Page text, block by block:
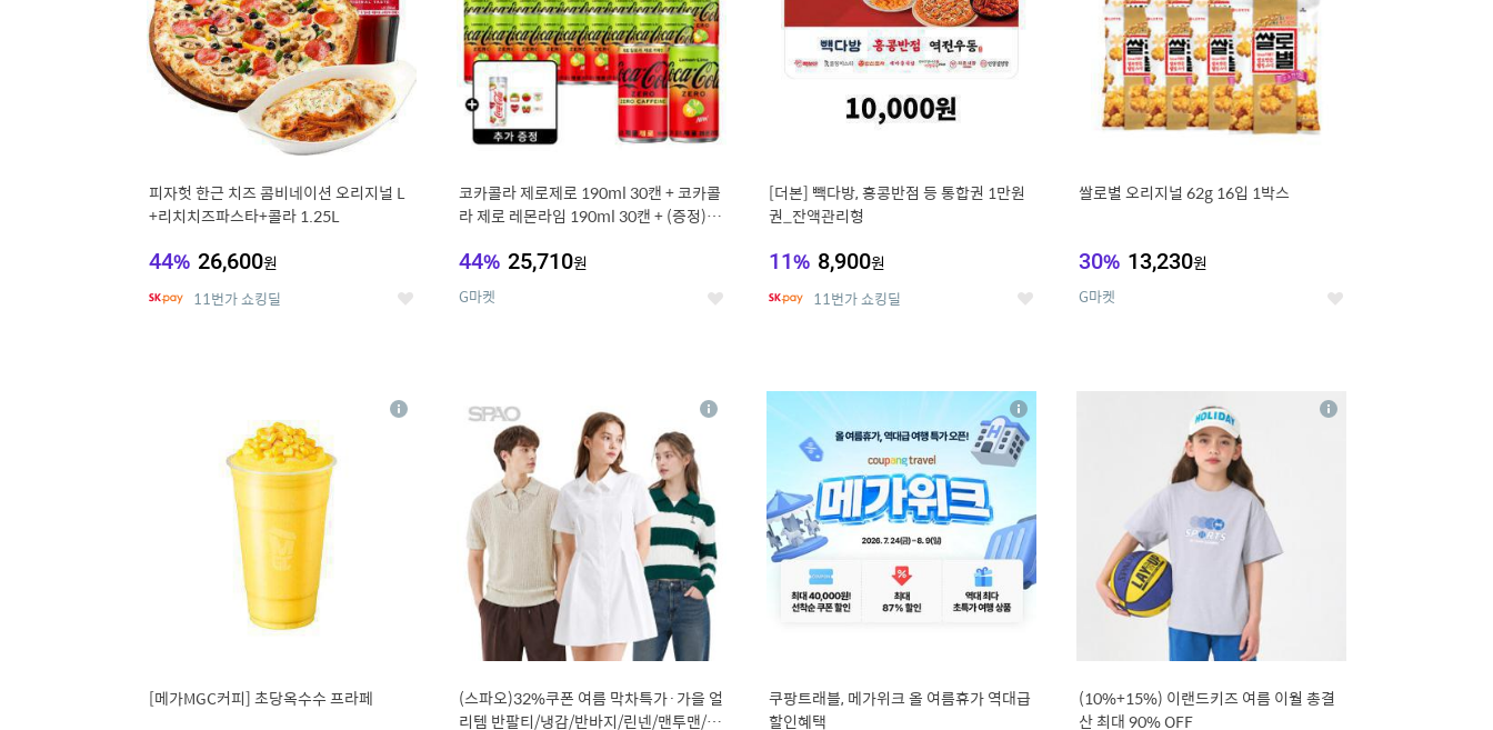
피자헛 한근 치즈 콤비네이션 오리지널 L
+리치치즈파스타+콜라 1.25L
44% 26,600원
11번가 쇼킹딜 좋
코카콜라 제로제로 190ml 30캔 + 코카콜
라 제로 레몬라임 190ml 30캔 + (증정) 콜
44% 25,710원
G마켓 좋
[더본] 빽다방, 홍콩반점 등 통합권 1만원
권_잔액관리형
11% 8,900원
11번가 쇼킹딜 좋
쌀로별 오리지널 62g 16입 1박스
30% 13,230원
G마켓 좋
[메가MGC커피] 초당옥수수 프라페
상
(스파오)32%쿠폰 여름 막차특가·가을 얼
리템 반팔티/냉감/반바지/린넨/맨투맨/슬
상
7
쿠팡트래블, 메가위크 올 여름휴가 역대급
할인혜택
상
세
(10%+15%) 이랜드키즈 여름 이월 총결
산 최대 90% OFF
상